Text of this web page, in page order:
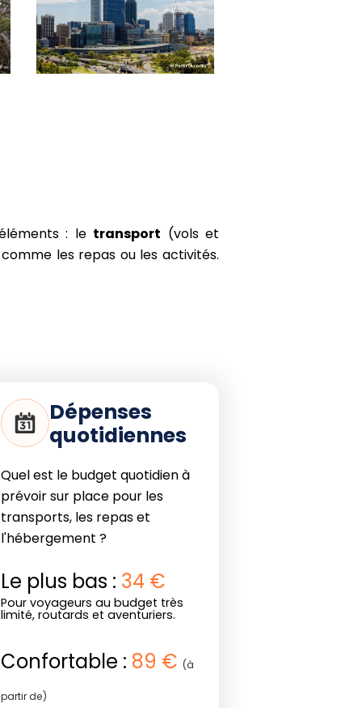
: le transport (vols et
comme les repas ou les activités.
Dépenses
quotidiennes
Quel est le budget quotidien à
prévoir sur place pour les
transports, les repas et
l'hébergement ?
Le plus bas : 34 €
Pour voyageurs au budget très
limité, routards et aventuriers.
Confortable : 89 € (à
partir de)